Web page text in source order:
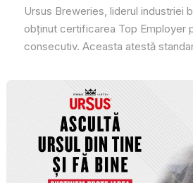
Ursus Breweries, liderul industriei
obținut certificarea Top Employer
consecutiv. Aceasta atestă